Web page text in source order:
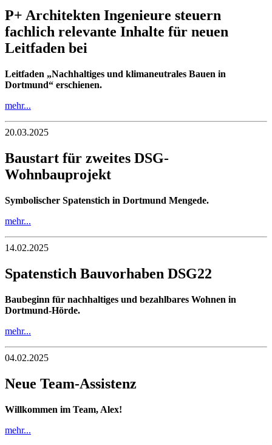
P+ Architekten Ingenieure steuern
fachlich relevante Inhalte für neuen
Leitfaden bei
Leitfaden „Nachhaltiges und klimaneutrales Bauen in
Dortmund“ erschienen.
mehr...
20.03.2025
Baustart für zweites DSG-
Wohnbauprojekt
Symbolischer Spatenstich in Dortmund Mengede.
mehr...
14.02.2025
Spatenstich Bauvorhaben DSG22
Baubeginn für nachhaltiges und bezahlbares Wohnen in
Dortmund-Hörde.
mehr...
04.02.2025
Neue Team-Assistenz
Willkommen im Team, Alex!
mehr...